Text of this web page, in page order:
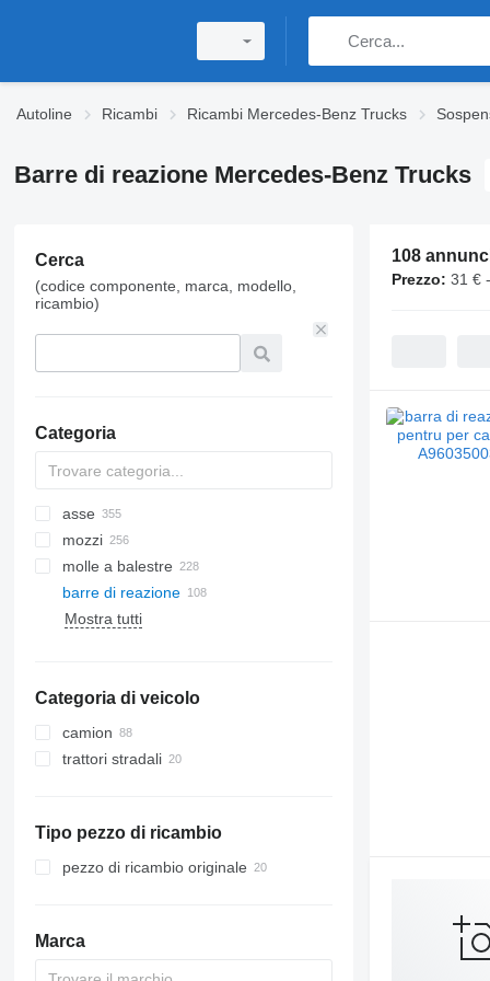
Autoline Ricambi Ricambi Mercedes-Benz Trucks
Barre di reazione Mercedes-Benz Trucks
Cerca
(codice componente, marca, modello,
ricambio)
Categoria
asse
mozzi
molle a balestre
barre di reazione
Mostra tutti
Categoria di veicolo
camion
trattori stradali
Tipo pezzo di ricambio
pezzo di ricambio originale
Marca
108
Prezzo: 31 €